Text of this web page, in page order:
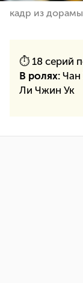
кадр из дорамы
⏱ 18 серий
В ролях: Чан
Ли Чжин Ук